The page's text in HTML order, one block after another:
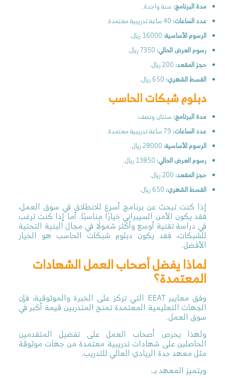
مدة البرنامج: سنة واحدة.
عدد الساعات: 40 ساعة تدريبية معتمدة.
الرسوم الأساسية:
رسوم العرض الحالي:
حجز المقعد:
القسط الشهري: 650 ريال.
دبلوم شبكات الحاسب
مدة البرنامج: سنتان ونصف.
عدد الساعات:
الرسوم الأساسية:
رسوم العرض الحالي:
حجز المقعد:
القسط الشهري:
إذا كنت تبحث عن برنامج أسرع للانطلاق في سوق العمل،
فقد يكون الأمن السيبراني خيارًا مناسبًا. أما إذا كنت ترغب
في دراسة تقنية أوسع وأكثر شمولًا في مجال البنية التحتية
للشبكات، فقد يكون دبلوم شبكات الحاسب هو الخيار
الأفضل.
لماذا يفضل أصحاب العمل الشهادات
المعتمدة؟
وفق معايير EEAT التي تركز على الخبرة والموثوقية، فإن
الجهات التعليمية المعتمدة تمنح المتدربين قيمة أكبر في
سوق العمل.
ولهذا يحرص أصحاب العمل على تفضيل المتقدمين
الحاصلين على شهادات تدريبية معتمدة من جهات موثوقة
مثل معهد جدة الريادي العالي للتدريب.
ويتميز المعهد بـ: